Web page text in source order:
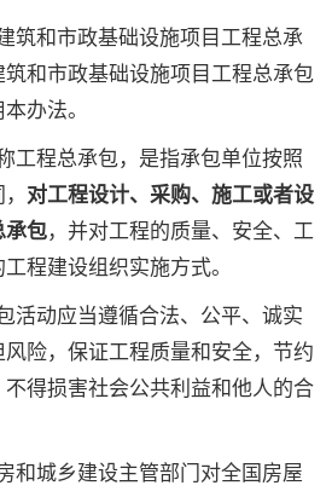
筑和市政基础设施项目工程总承
和市政基础设施项目工程总承包
办法。
工程总承包，是指承包单位按照
对工程设计、采购、施工或者设
承包，并对工程的质量、安全、工
程建设组织实施方式。
活动应当遵循合法、公平、诚实
险，保证工程质量和安全，节约
得损害社会公共利益和他人的合
和城乡建设主管部门对全国房屋